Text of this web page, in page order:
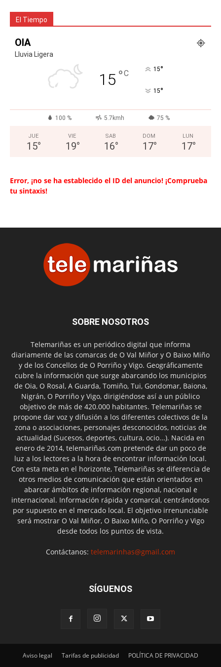
El Tiempo
OIA
Lluvia Ligera
15 °C 15°
15°
100 % 5.7kmh 75 %
JUE
15°
VIE
19°
SAB
16°
DOM
17°
LUN
17°
Error, ¡no se ha establecido el ID del anuncio! ¡Comprueba
tu sintaxis!
SOBRE NOSOTROS
Telemariñas es un periódico digital que informa
diariamente de las comarcas de O Val Miñor y O Baixo Miño
y de los Concellos de O Porriño y Vigo. Geográficamente
cubre la información que surge abarcando los municipios
de Oia, O Rosal, A Guarda, Tomiño, Tui, Gondomar, Baiona,
Nigrán, O Porriño y Vigo, dirigiéndose así a un público
objetivo de más de 420.000 habitantes. Telemariñas se
propone dar voz y difusión a los diferentes colectivos de la
zona o asociaciones, personajes desconocidos, noticias de
actualidad (Sucesos, deportes, cultura, ocio...). Nacida en
enero de 2014, telemariñas.com pretende dar un poco de
luz a los lectores a la hora de encontrar información local.
Con esta meta en el horizonte, Telemariñas se diferencia de
otros medios de comunicación que están orientados en
abarcar ámbitos de información regional, nacional e
internacional. Información rápida y comarcal, centrándonos
por supuesto en el mercado local. El objetivo irrenunciable
será mostrar O Val Miñor, O Baixo Miño, O Porriño y Vigo
desde todos los puntos de vista.
Contáctanos: telemarinhas@gmail.com
SÍGUENOS
Aviso legal Tarifas de publicidad POLÍTICA DE PRIVACIDAD